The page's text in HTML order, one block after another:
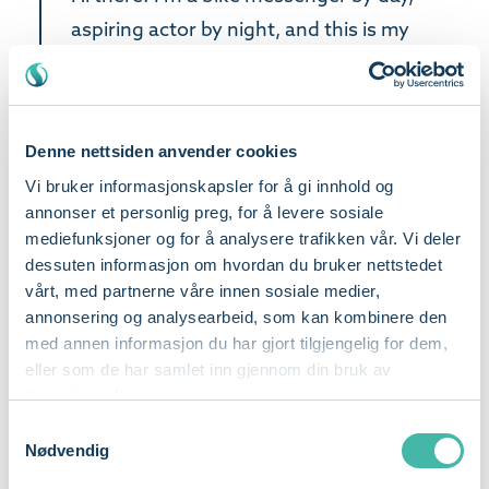
Denne nettsiden anvender cookies
Vi bruker informasjonskapsler for å gi innhold og
annonser et personlig preg, for å levere sosiale
mediefunksjoner og for å analysere trafikken vår. Vi deler
dessuten informasjon om hvordan du bruker nettstedet
vårt, med partnerne våre innen sosiale medier,
annonsering og analysearbeid, som kan kombinere den
med annen informasjon du har gjort tilgjengelig for dem,
eller som de har samlet inn gjennom din bruk av
tjenestene deres.
Nødvendig
aspiring actor by night, and this is my
website. I live in Los Angeles, have a great
…or something like this:
The XYZ Doohickey Company was
founded in 1971, and has been providing
quality doohickeys to the public ever
since. Located in Gotham City, XYZ
community.